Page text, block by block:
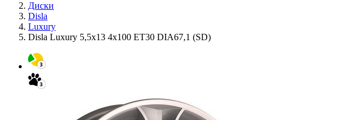
Диски
Disla
Luxury
Disla Luxury 5,5x13 4x100 ET30 DIA67,1 (SD)